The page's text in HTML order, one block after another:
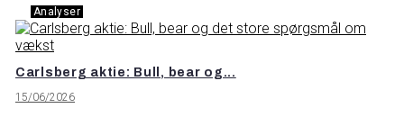
Analyser
Carlsberg aktie: Bull, bear og...
15/06/2026